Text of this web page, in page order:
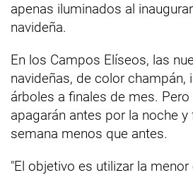
apenas iluminados al
navideña.
En los Campos Elíseos, las
navideñas, de color champán,
árboles a finales de mes.
apagarán antes por la noche y
semana menos que antes.
"El objetivo es utilizar la